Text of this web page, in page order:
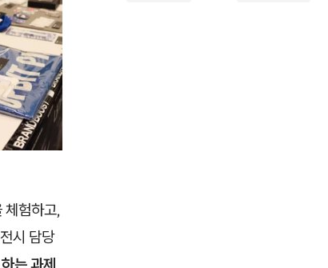
체험하고,
시 담당
는 과제